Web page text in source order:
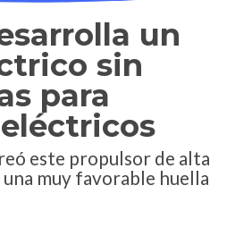
un
sin
para
este propulsor de alta
muy favorable huella